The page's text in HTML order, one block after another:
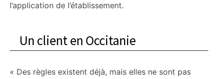
l’application de l’établissement.
Un client en Occitanie
« Des règles existent déjà, mais elles ne sont pas